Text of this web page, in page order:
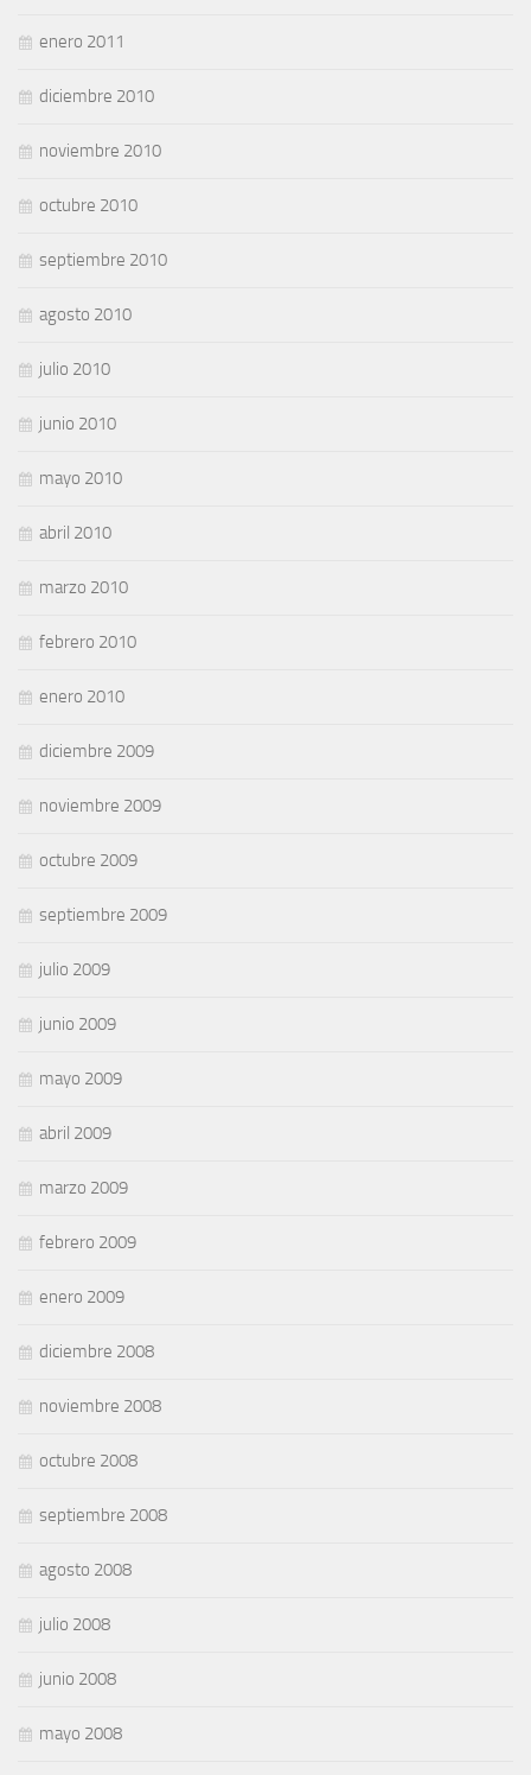
enero 2011
diciembre 2010
noviembre 2010
octubre 2010
septiembre 2010
agosto 2010
julio 2010
junio 2010
mayo 2010
abril 2010
marzo 2010
febrero 2010
enero 2010
diciembre 2009
noviembre 2009
octubre 2009
septiembre 2009
julio 2009
junio 2009
mayo 2009
abril 2009
marzo 2009
febrero 2009
enero 2009
diciembre 2008
noviembre 2008
octubre 2008
septiembre 2008
agosto 2008
julio 2008
junio 2008
mayo 2008